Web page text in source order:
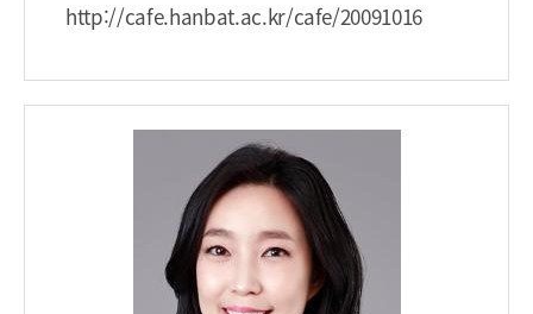
http://cafe.hanbat.ac.kr/cafe/20091016